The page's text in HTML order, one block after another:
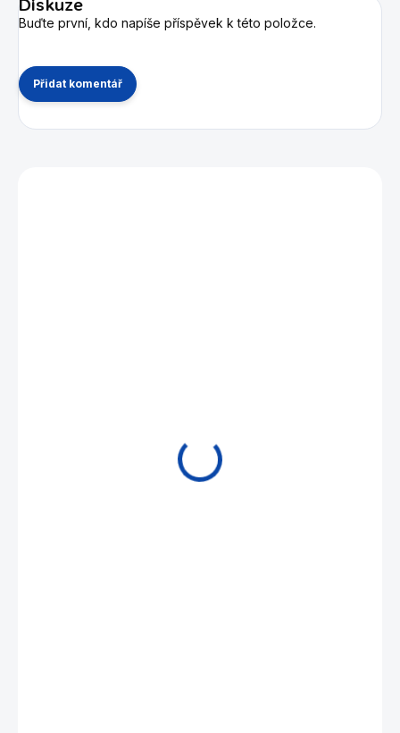
Diskuze
Buďte první, kdo napíše příspěvek k této položce.
Přidat komentář